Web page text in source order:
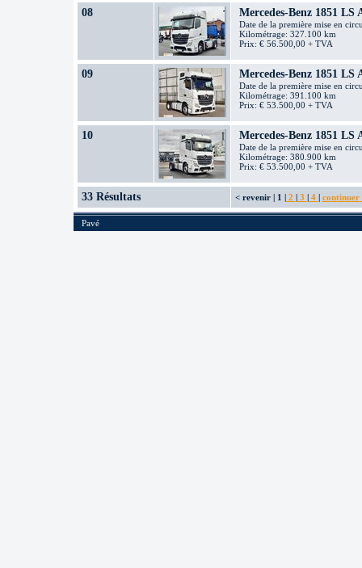
33 Résultats < revenir|1 |2 |3 |4 | continuer
08 Mercedes-Benz 1851
Date de la première mise en
Kilométrage: 327.100 km
Prix: € 56.500,00 + TVA
09 Mercedes-Benz 1851
Date de la première mise en
Kilométrage: 391.100 km
Prix: € 53.500,00 + TVA
10 Mercedes-Benz 1851
Date de la première mise en
Kilométrage: 380.900 km
Prix: € 53.500,00 + TVA
Pavé